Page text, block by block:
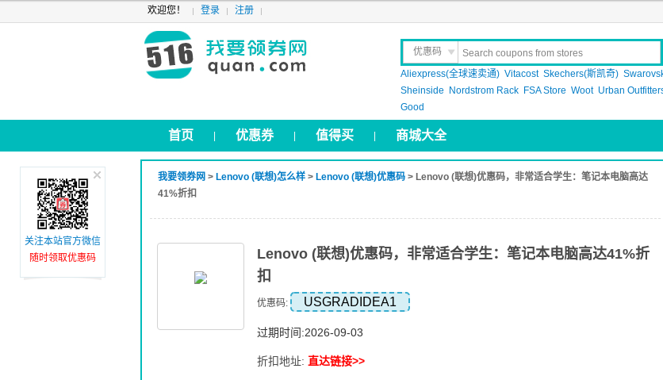
欢迎您！ 登录 注册
优惠码
晒 单
Aliexpress(全球速卖通) Vitacost Skechers(斯凯奇)
Sheinside
Nordstrom Rack FSA Store Woot Urban
Good
首页 优惠券 值得买 商城大全
我要领券网 > Lenovo (联想)怎么样 > Lenovo (联想)优惠码 > Lenovo (联想)优惠码，非常适合学生：笔记本电脑高达
41%折扣
Lenovo (联想)优惠码，非常适合学生：笔记本电脑高达41%折
扣
优惠码: USGRADIDEA1
过期时间:2026-09-03
折扣地址: 直达链接>>
关注本站官方微信
随时领取优惠码